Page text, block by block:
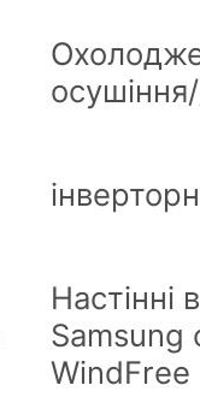
Настінні
Samsung
WindFree